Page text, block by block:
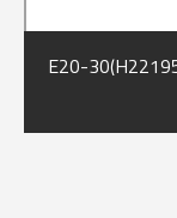
E20-